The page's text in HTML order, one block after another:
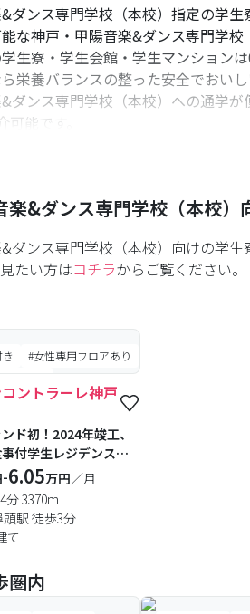
deco.jp/
ョン
ク
net.com/cata/
s/9283/1
つか提携している仲介業者があり
以下よりご参考ください。
（2023年5月時点
ダンス専門学校（本校）指定の学
な神戸・甲陽音楽&ダンス専門学
生寮・学生会館・学生マンション
栄養バランスの整った安全でおい
ダンス専門学校（本校）への通学
能です。
らしでもご安心ください。セキュリ
&ダンス専門学校（本校）
ダンス専門学校（本校）向けの学
たい方はコチラからご覧ください。
#女性専用フロアあり
空室待ち
コントラーレ神戸
ド初！2024年竣工、
付学生レジデンス。
分でアクセス良好！
ります♪5階と9階に
タディルーム！1階に
り。トリプルセキュ
)もいて安心安全で
-6.05万円／月
分 3370m
駅 徒歩3分
て
圏内